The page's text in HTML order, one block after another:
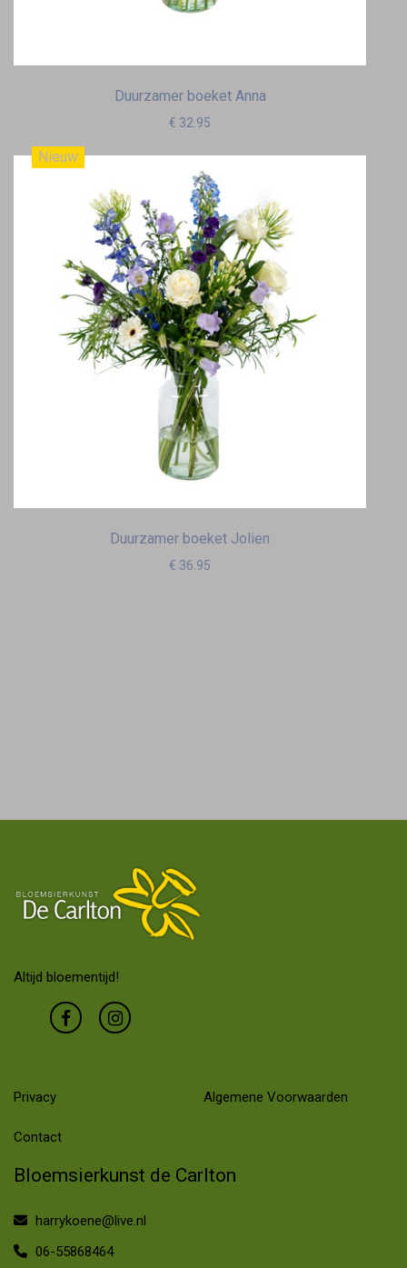
Duurzamer boeket Anna
€ 32.95
Nieuw
Duurzamer boeket Jolien
€ 36.95
Altijd bloementijd!
Privacy Algemene Voorwaarden
Contact
Bloemsierkunst de Carlton
harrykoene@live.nl
06-55868464